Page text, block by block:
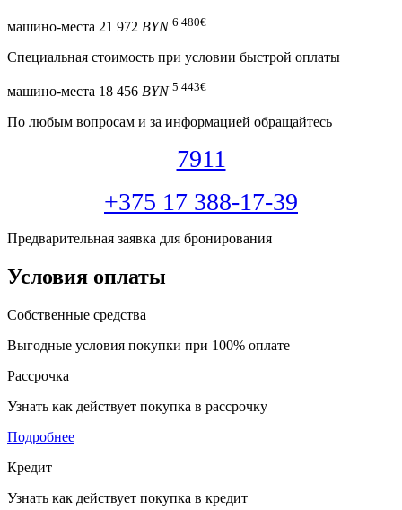
машино-места 21 972 BYN 6 480€
Специальная cтоимость при условии быстрой оплаты
машино-места 18 456 BYN 5 443€
По любым вопросам и за информацией обращайтесь
7911
+375 17 388-17-39
Предварительная заявка для бронирования
Условия оплаты
Собственные средства
Выгодные условия покупки при 100% оплате
Рассрочка
Узнать как действует покупка в рассрочку
Подробнее
Кредит
Узнать как действует покупка в кредит